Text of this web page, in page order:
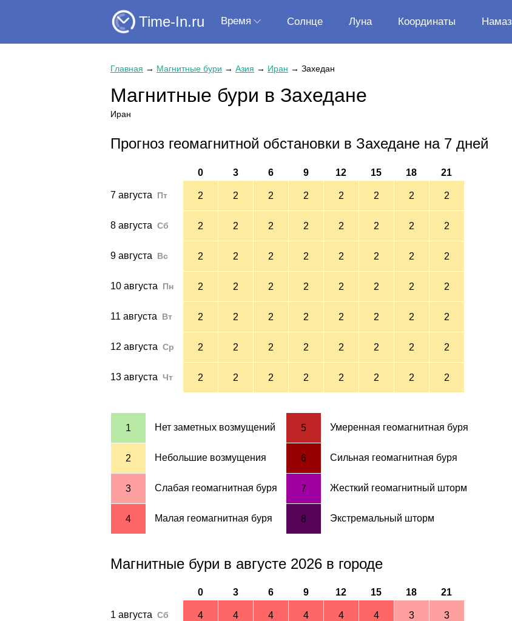
Time-In.ru Время Солнце Луна Координаты Намаз
Главная → Магнитные бури → Азия → Иран → Захедан
Магнитные бури в Захедане
Иран
Прогноз геомагнитной обстановки в Захедане на 7 дней
0 3 6 9 12 15 18 21
7 августа Пт 2 2 2 2 2 2 2 2
8 августа Сб 2 2 2 2 2 2 2 2
9 августа Вс 2 2 2 2 2 2 2 2
10 августа Пн 2 2 2 2 2 2 2 2
11 августа Вт 2 2 2 2 2 2 2 2
12 августа Ср 2 2 2 2 2 2 2 2
13 августа Чт 2 2 2 2 2 2 2 2
1 Нет заметных возмущений 5 Умеренная геомагнитная буря
2 Небольшие возмущения 6 Сильная геомагнитная буря
3 Слабая геомагнитная буря 7 Жесткий геомагнитный шторм
4 Малая геомагнитная буря 8 Экстремальный шторм
Магнитные бури в августе 2026 в городе
0 3 6 9 12 15 18 21
1 августа Сб 4 4 4 4 4 4 3 3